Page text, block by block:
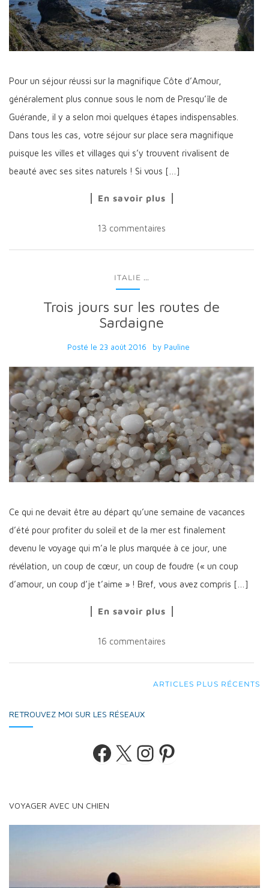
Pour un séjour réussi sur la magnifique Côte d’Amour,
généralement plus connue sous le nom de Presqu’île de
Guérande, il y a selon moi quelques étapes indispensables.
Dans tous les cas, votre séjour sur place sera magnifique
puisque les villes et villages qui s’y trouvent rivalisent de
beauté avec ses sites naturels ! Si vous […]
En savoir plus
13 commentaires
ITALIE
Trois jours sur les routes de
Sardaigne
Posté le 23 août 2016 by Pauline
Ce qui ne devait être au départ qu’une semaine de vacances
d’été pour profiter du soleil et de la mer est finalement
devenu le voyage qui m’a le plus marquée à ce jour, une
révélation, un coup de cœur, un coup de foudre (« un coup
d’amour, un coup d’je t’aime » ! Bref, vous avez compris […]
En savoir plus
16 commentaires
SEIN
ARTICLES PLUS RÉCENTS
RETROUVEZ MOI SUR LES RÉSEAUX
Facebook
X Instagram
Pinterest
VOYAGER AVEC UN CHIEN